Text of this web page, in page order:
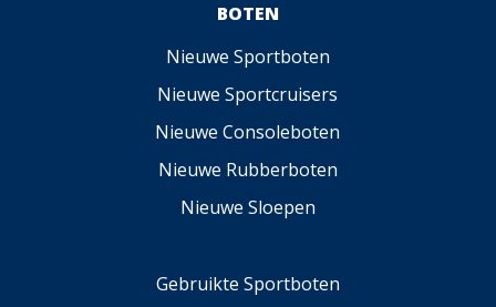
BOTEN
Nieuwe Sportboten
Nieuwe Sportcruisers
Nieuwe Consoleboten
Nieuwe Rubberboten
Nieuwe Sloepen
Gebruikte Sportboten